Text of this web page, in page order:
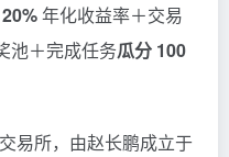
20%年化收益率＋交易
池＋完成任务瓜分 100
易所，由赵长鹏成立于